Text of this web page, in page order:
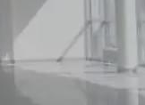
Продается через
Спортивно-
2524.7 м2. Год
47:18:0000000:4391.
комплекса г.
для тренировочных